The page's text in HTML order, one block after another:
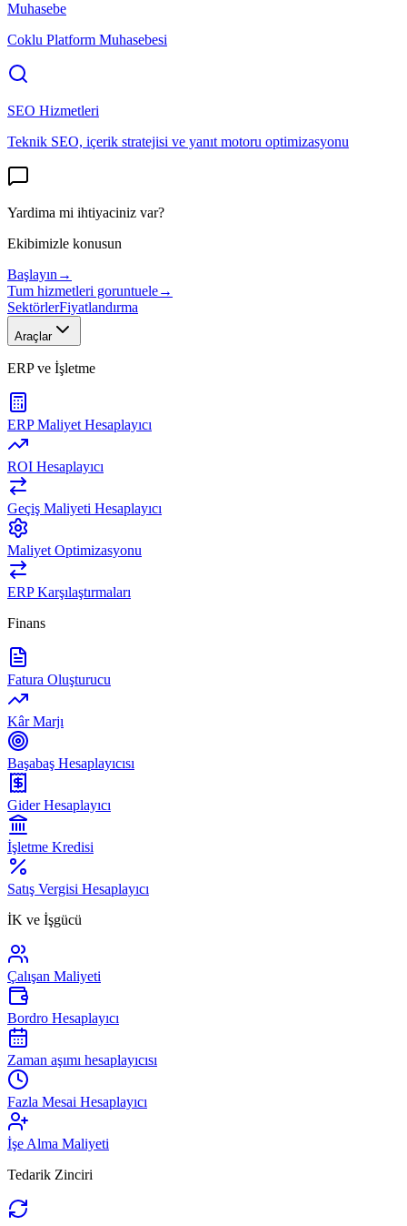
Muhasebe
Coklu Platform Muhasebesi
SEO Hizmetleri
Teknik SEO, içerik stratejisi ve yanıt motoru optimizasyonu
Yardima mi ihtiyaciniz var?
Ekibimizle konusun
Başlayın →
Tum hizmetleri goruntuele→
SektörlerFiyatlandırma
Araçlar
ERP ve İşletme
ERP Maliyet Hesaplayıcı
ROI Hesaplayıcı
Geçiş Maliyeti Hesaplayıcı
Maliyet Optimizasyonu
ERP Karşılaştırmaları
Finans
Fatura Oluşturucu
Kâr Marjı
Başabaş Hesaplayıcısı
Gider Hesaplayıcı
İşletme Kredisi
Satış Vergisi Hesaplayıcı
İK ve İşgücü
Çalışan Maliyeti
Bordro Hesaplayıcı
Zaman aşımı hesaplayıcısı
Fazla Mesai Hesaplayıcı
İşe Alma Maliyeti
Tedarik Zinciri